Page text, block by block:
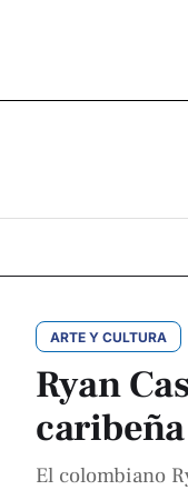
ARTE Y CULTURA
Ryan
El colombiano